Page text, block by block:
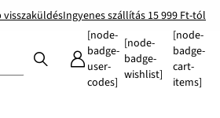
visszaküldésIngyenes szállítás 15 999 Ft-tól
[node-
badge-
user-
codes]
[node-
badge-
wishlist]
[node-
badge-
cart-
items]